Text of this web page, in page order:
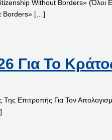
Without Borders» (Όλοι
Borders» […]
Για Το
Επιτροπής Για Τον